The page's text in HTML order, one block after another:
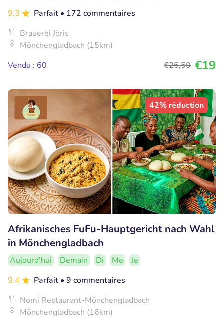
9.3
Parfait • 172 commentaires
Brauerei Jöris
Mönchengladbach (15km)
Vendu : 60
€26,50 €19
42% réduction
Afrikanisches FuFu-Hauptgericht nach Wahl
in Mönchengladbach
Aujourd'hui Demain Di Me
Je
9.4
Parfait • 9 commentaires
Nomi Restaurant-Mönchengladbach
Mönchengladbach (16km)